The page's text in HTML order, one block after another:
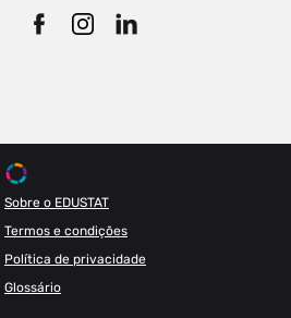
Sobre o EDUSTAT
Termos e condições
Política de privacidade
Glossário